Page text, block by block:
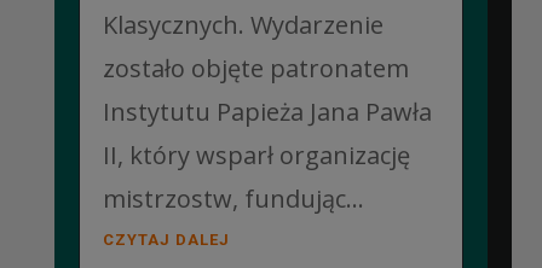
Klasycznych. Wydarzenie
zostało objęte patronatem
Instytutu Papieża Jana Pawła
II, który wsparł organizację
mistrzostw, fundując...
CZYTAJ DALEJ